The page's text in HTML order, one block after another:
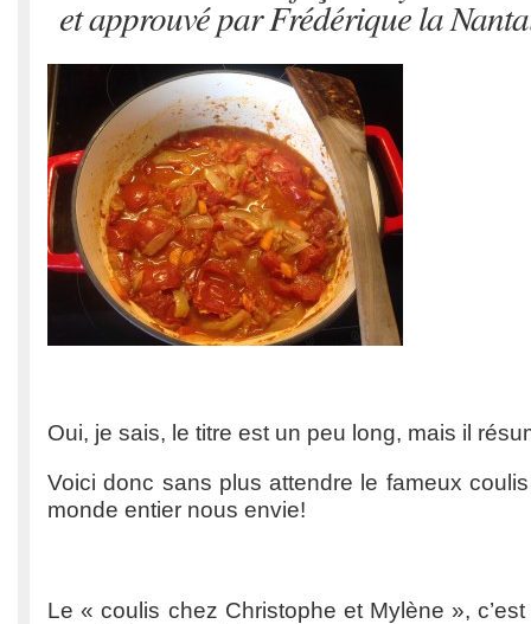
et approuvé par Frédérique la
Oui, je sais, le titre est un peu long, mais il
Voici donc sans plus attendre le fameux
monde entier nous envie!
Le « coulis chez Christophe et Mylène », c’est